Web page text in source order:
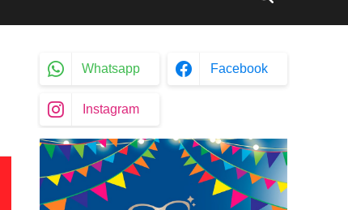
Whatsapp Facebook
Instagram